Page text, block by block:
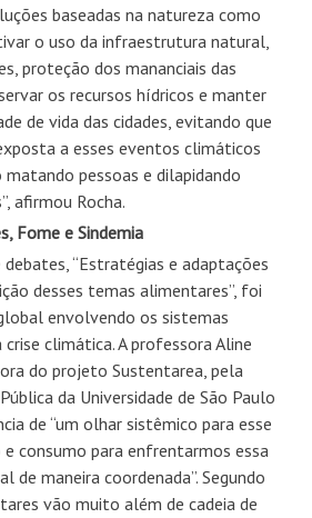
baseadas na natureza como
o uso da infraestrutura natural,
proteção dos mananciais das
os recursos hídricos e manter
de vida das cidades, evitando que
a esses eventos climáticos
pessoas e dilapidando
afirmou Rocha.
Fome e Sindemia
debates, “Estratégias e adaptações
desses temas alimentares”, foi
envolvendo os sistemas
climática. A professora Aline
do projeto Sustentarea, pela
da Universidade de São Paulo
de “um olhar sistêmico para esse
consumo para enfrentarmos essa
de maneira coordenada”. Segundo
vão muito além de cadeia de